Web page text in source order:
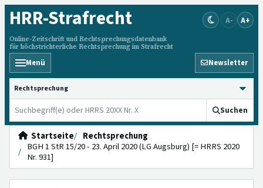
HRR-Strafrecht
Online-Zeitschrift und Rechtsprechungsdatenbank
für höchstrichterliche Rechtsprechung im Strafrecht
A- A+
Menü Newsletter
HRRS durchsuchen
Suchen
Startseite
Rechtsprechung
BGH 1 StR 15/20 - 23. April 2020 (LG Augsburg) [= HRRS 2020
Nr. 931]